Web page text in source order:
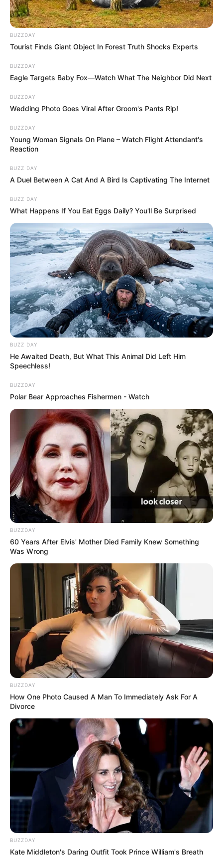
BUZZDAY
Tourist Finds Giant Object In Forest Truth Shocks Experts
BUZZDAY
Eagle Targets Baby Fox—Watch What The Neighbor Did Next
BUZZDAY
Wedding Photo Goes Viral After Groom's Pants Rip!
BUZZDAY
Young Woman Signals On Plane – Watch Flight Attendant's
Reaction
BUZZ DAY
A Duel Between A Cat And A Bird Is Captivating The Internet
BUZZ DAY
What Happens If You Eat Eggs Daily? You'll Be Surprised
BUZZ DAY
He Awaited Death, But What This Animal Did Left Him
Speechless!
BUZZDAY
Polar Bear Approaches Fishermen - Watch
BUZZDAY
60 Years After Elvis' Mother Died Family Knew Something
Was Wrong
BUZZDAY
How One Photo Caused A Man To Immediately Ask For A
Divorce
BUZZDAY
Kate Middleton's Daring Outfit Took Prince William's Breath